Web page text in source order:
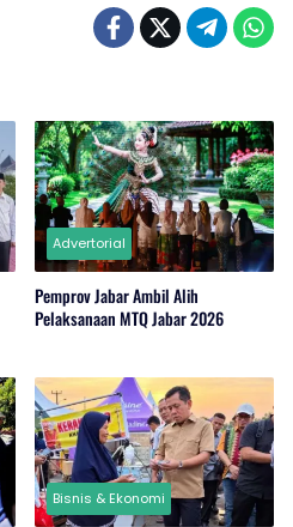
Advertorial
Pemprov Jabar Ambil Alih
Pelaksanaan MTQ Jabar 2026
Bisnis & Ekonomi